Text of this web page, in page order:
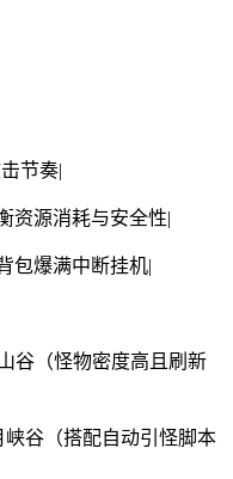
节奏|
资源消耗与安全性|
包爆满中断挂机|
谷（怪物密度高且刷新
谷（搭配自动引怪脚本